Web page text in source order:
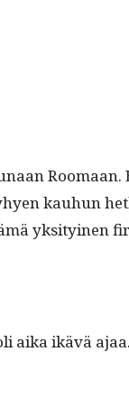
Roomaan.
kauhun
yksi­tyi­nen
aika ikävä ajaa.